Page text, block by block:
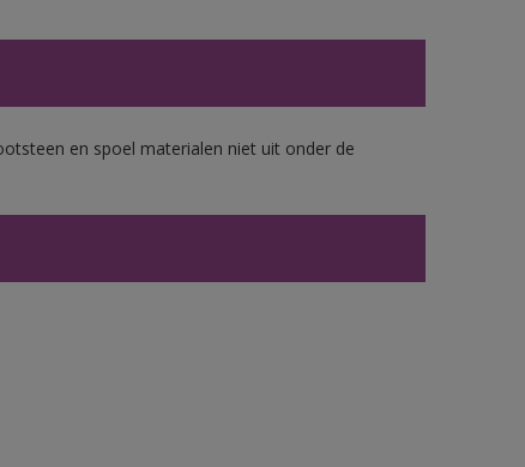
en spoel materialen niet uit onder de